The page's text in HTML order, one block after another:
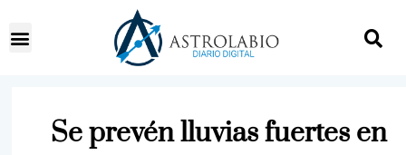
Se prevén lluvias fuertes en